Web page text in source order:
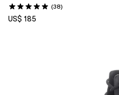
(38)
US$ 185